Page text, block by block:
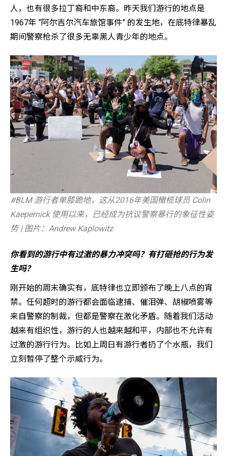
人，也有很多拉丁裔和中东裔。昨天我们游行的地点是
1967年 “阿尔吉尔汽车旅馆事件” 的发生地，在底特律暴乱
期间警察枪杀了很多无辜黑人青少年的地点。
#BLM 游行者单膝跪地，这从2016年美国橄榄球员 Colin
Kaepernick 使用以来，已经成为抗议警察暴行的象征性姿
势 | 图片：Andrew Kaplowitz
你看到的游行中有过激的暴力冲突吗？有打砸抢的行为发
生吗？
刚开始的周末确实有，底特律也立即颁布了晚上八点的宵
禁。任何超时的游行都会面临逮捕、催泪弹、胡椒喷雾等
来自警察的制裁，但都是警察在激化矛盾。随着我们活动
越来有组织性，游行的人也越来越和平，内部也不允许有
过激的游行行为。比如上周日有游行者扔了个水瓶，我们
立刻暂停了整个示威行为。